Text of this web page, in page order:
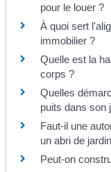
pour le louer ?
À quoi sert
immobilier ?
Quelle est la
corps ?
Quelles
puits dans son
Faut-il une
un abri de
Peut-on